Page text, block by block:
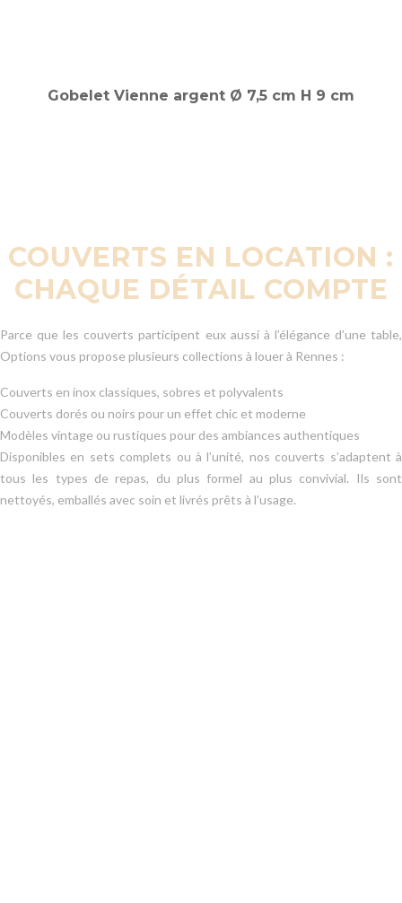
COUVERTS EN LOCATION :
CHAQUE DÉTAIL COMPTE
Parce que les couverts participent eux aussi à l’élégance d’une table,
Options vous propose plusieurs collections à louer à Rennes :
Couverts en inox classiques, sobres et polyvalents
Couverts dorés ou noirs pour un effet chic et moderne
Modèles vintage ou rustiques pour des ambiances authentiques
Disponibles en sets complets ou à l’unité, nos couverts s’adaptent à
tous les types de repas, du plus formel au plus convivial. Ils sont
nettoyés, emballés avec soin et livrés prêts à l’usage.